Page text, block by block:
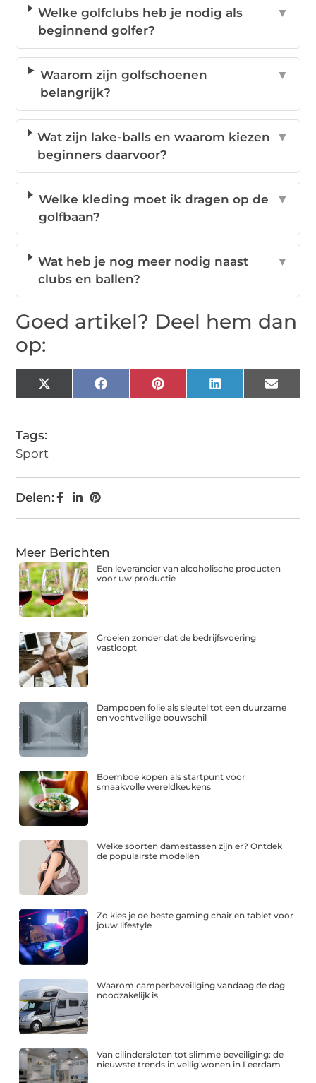
Welke golfclubs heb je nodig als
beginnend golfer?
▼
Waarom zijn golfschoenen
belangrijk?
▼
Wat zijn lake-balls en waarom kiezen
beginners daarvoor?
▼
Welke kleding moet ik dragen op de
golfbaan?
▼
Wat heb je nog meer nodig naast
clubs en ballen?
▼
Goed artikel? Deel hem dan
op:
X
(Twitter)
FacebookPinterestLinkedIn Email
Tags:
Sport
Delen:
Meer Berichten
Een leverancier van alcoholische producten
voor uw productie
Groeien zonder dat de bedrijfsvoering
vastloopt
Dampopen folie als sleutel tot een duurzame
en vochtveilige bouwschil
Boemboe kopen als startpunt voor
smaakvolle wereldkeukens
Welke soorten damestassen zijn er? Ontdek
de populairste modellen
Zo kies je de beste gaming chair en tablet voor
jouw lifestyle
Waarom camperbeveiliging vandaag de dag
noodzakelijk is
Van cilindersloten tot slimme beveiliging: de
nieuwste trends in veilig wonen in Leerdam